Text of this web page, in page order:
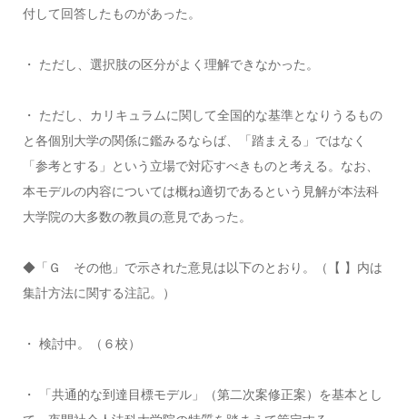
付して回答したものがあった。
・ ただし、選択肢の区分がよく理解できなかった。
・ ただし、カリキュラムに関して全国的な基準となりうるもの
と各個別大学の関係に鑑みるならば、「踏まえる」ではなく
「参考とする」という立場で対応すべきものと考える。なお、
本モデルの内容については概ね適切であるという見解が本法科
大学院の大多数の教員の意見であった。
◆「Ｇ その他」で示された意見は以下のとおり。（【 】内は
集計方法に関する注記。）
・ 検討中。（６校）
・ 「共通的な到達目標モデル」（第二次案修正案）を基本とし